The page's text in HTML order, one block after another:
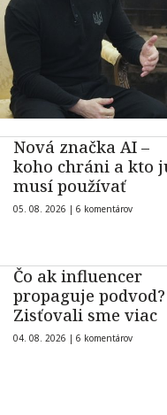
Nová značka AI –
koho chráni a kto
musí používať
05. 08. 2026 | 6 komentárov
Čo ak influencer
propaguje podvod?
Zisťovali sme viac
04. 08. 2026 | 6 komentárov